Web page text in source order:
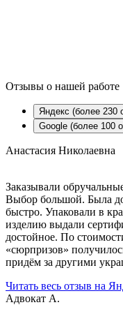
Отзывы о нашей работе
Яндекс (более 230
Google (более 100
Анастасия Николаевна
Заказывали
Выбор большой. Была
быстро. Упаковали в
изделию выдали
достойное. По
«сюрпризов»
придём за другими
Читать весь отзыв на
Адвокат А.